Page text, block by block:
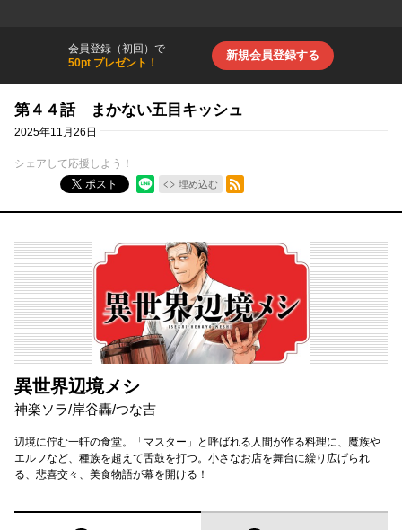
会員登録（初回）で
50pt プレゼント！
新規会員登録する
第４４話 まかない五目キッシュ
2025年11月26日
シェアして応援しよう！
ポスト
埋め込む
RSSフィード
異世界辺境メシ
神楽ソラ/岸谷轟/つな吉
辺境に佇む一軒の食堂。「マスター」と呼ばれる人間が作る料理に、魔族や
エルフなど、種族を超えて舌鼓を打つ。小さなお店を舞台に繰り広げられ
る、悲喜交々、美食物語が幕を開ける！